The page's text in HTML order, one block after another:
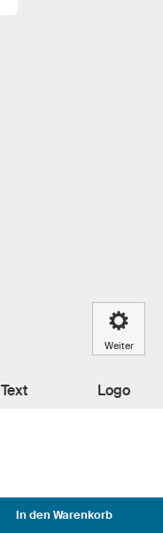
Text Logo
In den Warenkorb
Weiter